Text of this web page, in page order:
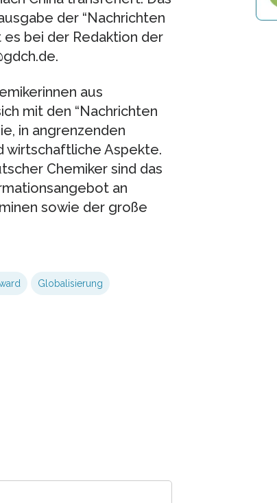
der “Nachrichten
es bei der Redaktion der
aus
mit den “Nachrichten
in angrenzenden
wirtschaftliche Aspekte.
Chemiker sind das
an
sowie der große
Globalisierung